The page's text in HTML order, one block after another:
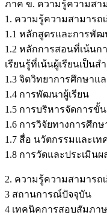
ภาค ข. ความรู้ความสา
1. ความรู้ความสามารถ
1.1 หลักสูตรและการพั
1.2 หลักการสอนที่เน้นก
เรียนรู้ที่เน้นผู้เรียนเป็นส
1.3 จิตวิทยาการศึกษาแ
1.4 การพัฒนาผู้เรียน
1.5 การบริหารจัดการขั้น
1.6 การวิจัยทางการศึกษ
1.7 สื่อ นวัตกรรมและเ
1.8 การวัดและประเมิน
2. ความรู้ความสามารถ
3 สถานการณ์ปัจจุบัน
4 เทคนิคการสอบสัมภา